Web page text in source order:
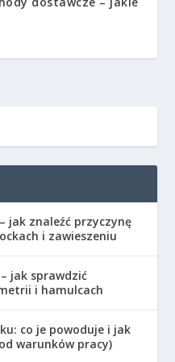
jak znaleźć przyczynę
i zawieszeniu
jak sprawdzić
i hamulcach
co je powoduje i jak
warunków pracy)